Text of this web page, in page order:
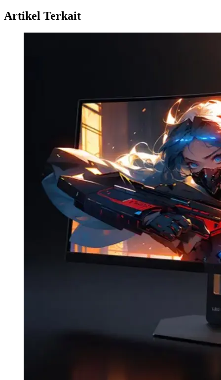
Artikel Terkait